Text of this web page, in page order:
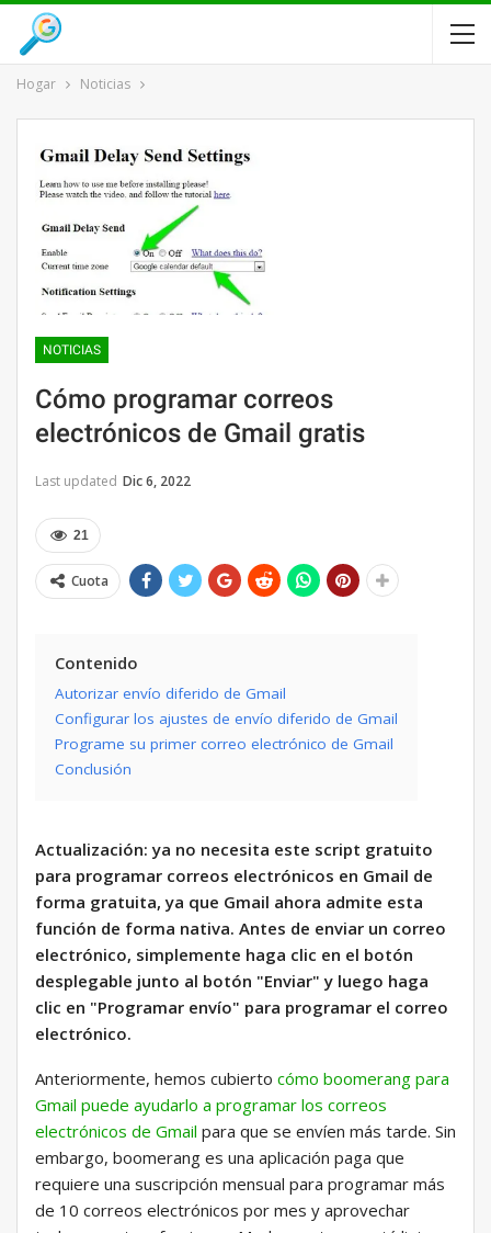
Hogar Noticias
NOTICIAS
Cómo programar correos
electrónicos de Gmail gratis
Last updated Dic 6, 2022
21
Cuota
Contenido
Autorizar envío diferido de Gmail
Configurar los ajustes de envío diferido de Gmail
Programe su primer correo electrónico de Gmail
Conclusión
Actualización: ya no necesita este script gratuito
para programar correos electrónicos en Gmail de
forma gratuita, ya que Gmail ahora admite esta
función de forma nativa. Antes de enviar un correo
electrónico, simplemente haga clic en el botón
desplegable junto al botón "Enviar" y luego haga
clic en "Programar envío" para programar el correo
electrónico.
Anteriormente, hemos cubierto cómo boomerang para
Gmail puede ayudarlo a programar los correos
electrónicos de Gmail para que se envíen más tarde. Sin
embargo, boomerang es una aplicación paga que
requiere una suscripción mensual para programar más
de 10 correos electrónicos por mes y aprovechar